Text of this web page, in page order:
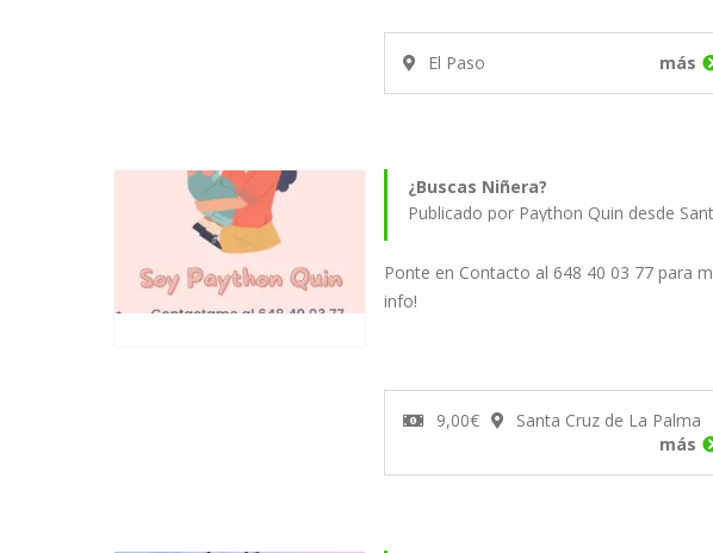
El Paso más
¿Buscas Niñera?
Publicado por Paython Quin desde
Ponte en Contacto al 648 40 03 77 para
info!
9,00€
Santa Cruz de La Palma
más